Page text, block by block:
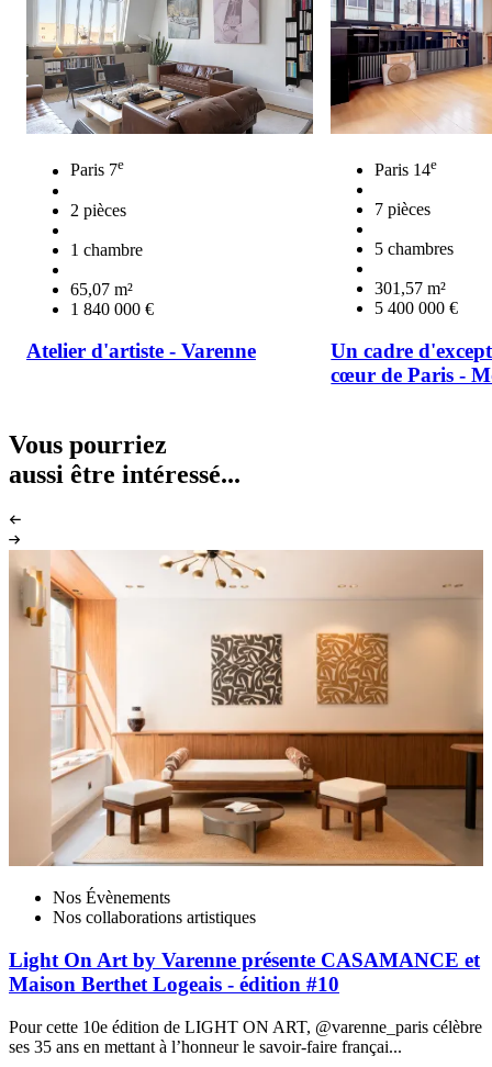
Paris 7e
2 pièces
1 chambre
65,07 m²
1 840 000 €
Atelier d'artiste - Varenne
Paris 14e
7 pièces
5 chambres
301,57 m²
5 400 000 €
Un cadre
cœur de Paris -
Vous pourriez
aussi être intéressé...
Nos Évènements
Nos collaborations artistiques
Light On Art by Varenne présente CASAMANCE et
Maison Berthet Logeais - édition #10
Pour cette 10e édition de LIGHT ON ART, @varenne_paris célèbre
ses 35 ans en mettant à l’honneur le savoir-faire françai...